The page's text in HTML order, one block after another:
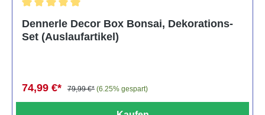
Dennerle Decor Box Bonsai, Dekorations-
Set (Auslaufartikel)
74,99 €* 79,99 €* (6.25% gespart)